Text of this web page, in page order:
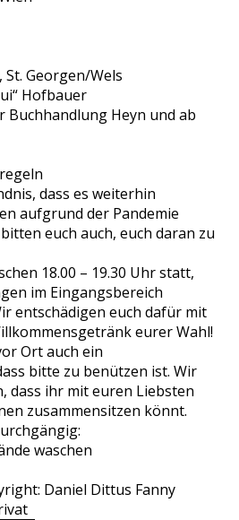
St. Georgen/Wels
Hofbauer
Buchhandlung Heyn und ab
dass es weiterhin
aufgrund der Pandemie
euch auch, euch daran zu
18.00 – 19.30 Uhr statt,
im Eingangsbereich
entschädigen euch dafür mit
eurer Wahl!
Ort auch ein
bitte zu benützen ist. Wir
dass ihr mit euren Liebsten
zusammensitzen könnt.
waschen
Daniel Dittus Fanny